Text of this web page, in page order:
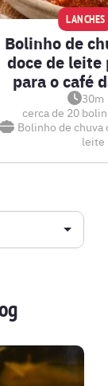
LANCHES
Bolinho de
doce de
para o café
30m
cerca de 20
Bolinho de chuva
leite